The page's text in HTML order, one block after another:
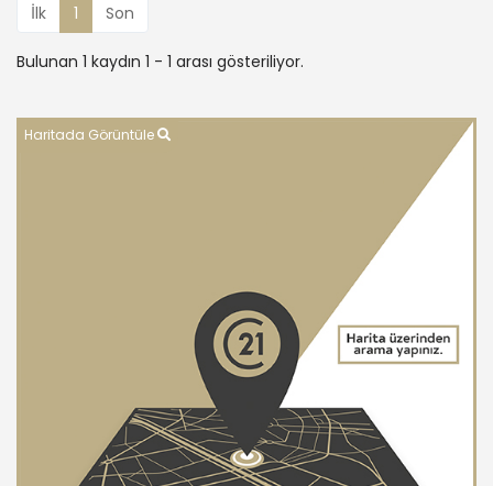
İlk 1 Son
Bulunan 1 kaydın 1 - 1 arası gösteriliyor.
Haritada Görüntüle